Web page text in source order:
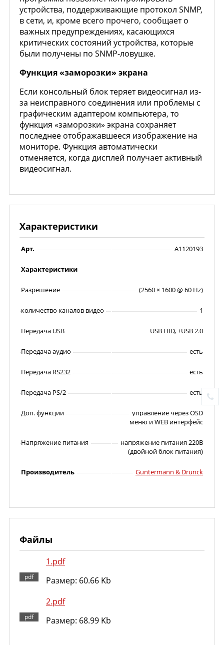
устройства, поддерживающие протокол SNMP,
в сети, и, кроме всего прочего, сообщает о
важных предупреждениях, касающихся
критических состояний устройства, которые
были получены по SNMP-ловушке.
Функция «заморозки» экрана
Если консольный блок теряет видеосигнал из-
за неисправного соединения или проблемы с
графическим адаптером компьютера, то
функция «заморозки» экрана сохраняет
последнее отображавшееся изображение на
мониторе. Функция автоматически
отменяется, когда дисплей получает активный
видеосигнал.
Характеристики
Арт. A1120193
Характеристики
Разрешение (2560 × 1600 @ 60 Hz)
количество каналов видео 1
Передача USB USB HID, +USB 2.0
Передача аудио есть
Передача RS232 есть
Передача PS/2 есть
Доп. функции
управление через OSD
меню и WEB интерфейс
Напряжение питания
напряжение питания 220В
(двойной блок питания)
Производитель Guntermann & Drunck
Файлы
1.pdf
Размер: 60.66 Kb
2.pdf
Размер: 68.99 Kb